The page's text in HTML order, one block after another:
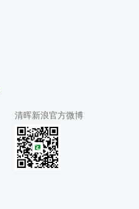
清晖新浪官方微博